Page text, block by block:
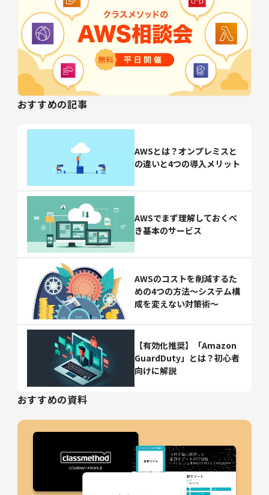
おすすめの記事
AWSとは？オンプレミスと
の違いと4つの導入メリット
AWSでまず理解しておくべ
き基本のサービス
AWSのコストを削減するた
めの4つの方法～システム構
成を変えない対策術～
【有効化推奨】「Amazon
GuardDuty」とは？初心者
向けに解説
おすすめの資料